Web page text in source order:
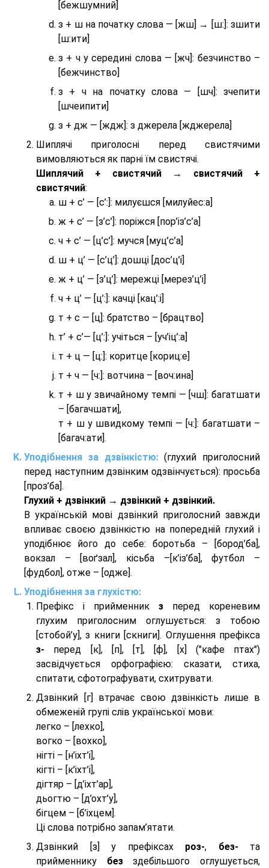
[бежшумний]
з + ш на початку слова — [жш] → [ш:]: зшити
[ш:ити]
з + ч у середині слова — [жч]: безчинство –
[бежчинство]
з + ч на початку слова — [шч]: зчепити
[шчеипити]
з + дж — [ждж]: з джерела [жджерела]
Шиплячі приголосні перед свистячими
вимовляються як парні їм свистячі.
Шиплячий + свистячий → свистячий +
свистячий:
ш + с’ — [с’:]: милуєшся [милуйес:а]
ж + с’ — [з’с’]: поріжся [пор’із’с’а]
ч + с’ — [ц’с’]: мучся [муц’с’а]
ш + ц’ — [с’ц’]: дошці [дос’ц’і]
ж + ц’ — [з’ц’]: мережці [мерез’ц’і]
ч + ц’ — [ц’:]: качці [кац’:і]
т + с — [ц]: братство – [брaцтво]
т’ + с’— [ц’:]: учіться – [уч’іц’:a]
т + ц — [ц:]: коритце [кориц:е]
т + ч — [ч:]: вотчина – [вoч:ина]
т + ш у звичайному темпі — [чш]: багатшати
– [багачшати],
т + ш у швидкому темпі — [ч:]: багатшати –
[багач:ати].
Уподібнення за дзвінкістю:(глухий приголосний
перед наступним дзвінким одзвінчується): просьба
[проз’ба].
Глухий + дзвінкий → дзвінкий + дзвінкий.
В українській мові дзвінкий приголосний завжди
впливає своєю дзвінкістю на попередній глухий і
уподібнює його до себе: боротьба – [бород’ба],
вокзал – [воґзал], кісьба –[к’із’ба], футбол –
[фудбол], отже – [одже].
Уподібнення за глухістю:
Префікс і прийменник з перед кореневим
глухим приголосним оглушується: з тобою
[стобой’у], з книги [скниги]. Оглушення префікса
з- перед [к], [п], [т], [ф], [х] ("кафе птах")
засвідчується орфографією: сказати, стиха,
спитати, сфотографувати, схитрувати.
Дзвінкий [г] втрачає свою дзвінкість лише в
обмеженій групі слів української мови:
легко – [лехко],
вогко – [вохко],
нігті – [н’іхт’і],
кігті – [к’іхт’і],
дігтяр – [д’іхт’ар],
дьогтю – [д’охт’у],
бігцем – [б’іхцем].
Ці слова потрібно запам’ятати.
Дзвінкий [з] у префіксах роз-, без- та
прийменнику безздебільшого оглушується,